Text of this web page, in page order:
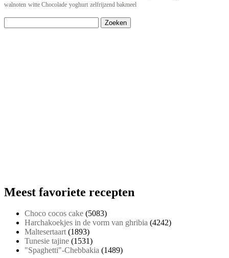
walnoten witte Chocolade yoghurt zelfrijzend bakmeel
naar:
Meest favoriete recepten
Choco cocos cake (5083)
Harchakoekjes in de vorm van ghribia (4242)
Maltesertaart(1893)
Tunesie tajine (1531)
"Spaghetti"-Chebbakia (1489)